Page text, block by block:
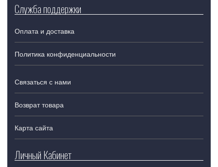
Служба поддержки
Оплата и доставка
Политика конфиденциальности
Связаться с нами
Возврат товара
Карта сайта
Личный Кабинет